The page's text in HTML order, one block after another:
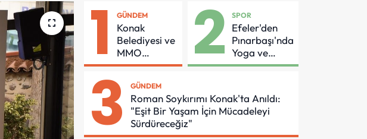
1 GÜNDEM
Konak
Belediyesi ve
MMO
Arasında
Güvenliği İçin
Önemli
Protokol
2 SPOR
Efeler'den
Pınarbaşı'nda
Yoga ve
Pilates
3 GÜNDEM
Roman Soykırımı Konak'ta Anıldı:
"Eşit Bir Yaşam İçin Mücadeleyi
Sürdüreceğiz"